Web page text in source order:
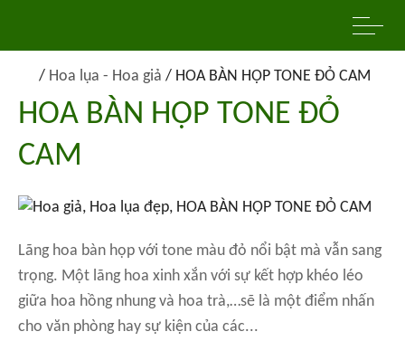
/ Hoa lụa - Hoa giả / HOA BÀN HỌP TONE ĐỎ CAM
HOA BÀN HỌP TONE ĐỎ
CAM
Lãng hoa bàn họp với tone màu đỏ nổi bật mà vẫn sang
trọng. Một lãng hoa xinh xắn với sự kết hợp khéo léo
giữa hoa hồng nhung và hoa trà,…sẽ là một điểm nhấn
cho văn phòng hay sự kiện của các...